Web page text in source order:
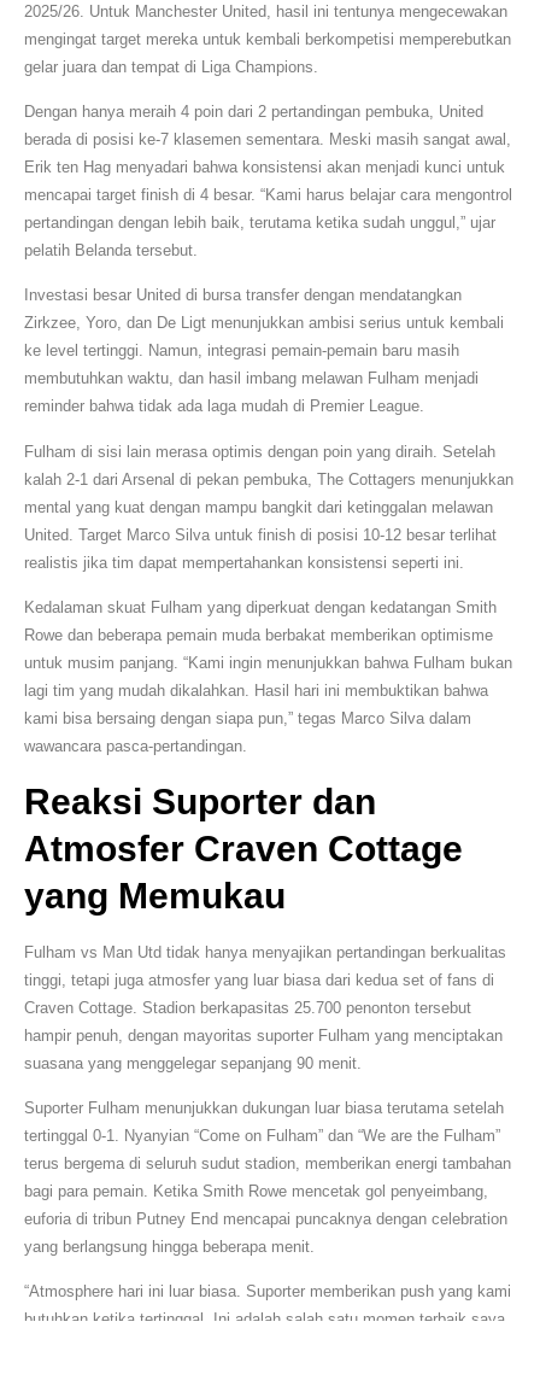
2025/26. Untuk Manchester United, hasil ini tentunya mengecewakan
mengingat target mereka untuk kembali berkompetisi memperebutkan
gelar juara dan tempat di Liga Champions.
Dengan hanya meraih 4 poin dari 2 pertandingan pembuka, United
berada di posisi ke-7 klasemen sementara. Meski masih sangat awal,
Erik ten Hag menyadari bahwa konsistensi akan menjadi kunci untuk
mencapai target finish di 4 besar. “Kami harus belajar cara mengontrol
pertandingan dengan lebih baik, terutama ketika sudah unggul,” ujar
pelatih Belanda tersebut.
Investasi besar United di bursa transfer dengan mendatangkan
Zirkzee, Yoro, dan De Ligt menunjukkan ambisi serius untuk kembali
ke level tertinggi. Namun, integrasi pemain-pemain baru masih
membutuhkan waktu, dan hasil imbang melawan Fulham menjadi
reminder bahwa tidak ada laga mudah di Premier League.
Fulham di sisi lain merasa optimis dengan poin yang diraih. Setelah
kalah 2-1 dari Arsenal di pekan pembuka, The Cottagers menunjukkan
mental yang kuat dengan mampu bangkit dari ketinggalan melawan
United. Target Marco Silva untuk finish di posisi 10-12 besar terlihat
realistis jika tim dapat mempertahankan konsistensi seperti ini.
Kedalaman skuat Fulham yang diperkuat dengan kedatangan Smith
Rowe dan beberapa pemain muda berbakat memberikan optimisme
untuk musim panjang. “Kami ingin menunjukkan bahwa Fulham bukan
lagi tim yang mudah dikalahkan. Hasil hari ini membuktikan bahwa
kami bisa bersaing dengan siapa pun,” tegas Marco Silva dalam
wawancara pasca-pertandingan.
Reaksi Suporter dan
Atmosfer Craven Cottage
yang Memukau
Fulham vs Man Utd tidak hanya menyajikan pertandingan berkualitas
tinggi, tetapi juga atmosfer yang luar biasa dari kedua set of fans di
Craven Cottage. Stadion berkapasitas 25.700 penonton tersebut
hampir penuh, dengan mayoritas suporter Fulham yang menciptakan
suasana yang menggelegar sepanjang 90 menit.
Suporter Fulham menunjukkan dukungan luar biasa terutama setelah
tertinggal 0-1. Nyanyian “Come on Fulham” dan “We are the Fulham”
terus bergema di seluruh sudut stadion, memberikan energi tambahan
bagi para pemain. Ketika Smith Rowe mencetak gol penyeimbang,
euforia di tribun Putney End mencapai puncaknya dengan celebration
yang berlangsung hingga beberapa menit.
“Atmosphere hari ini luar biasa. Suporter memberikan push yang kami
butuhkan ketika tertinggal. Ini adalah salah satu momen terbaik saya